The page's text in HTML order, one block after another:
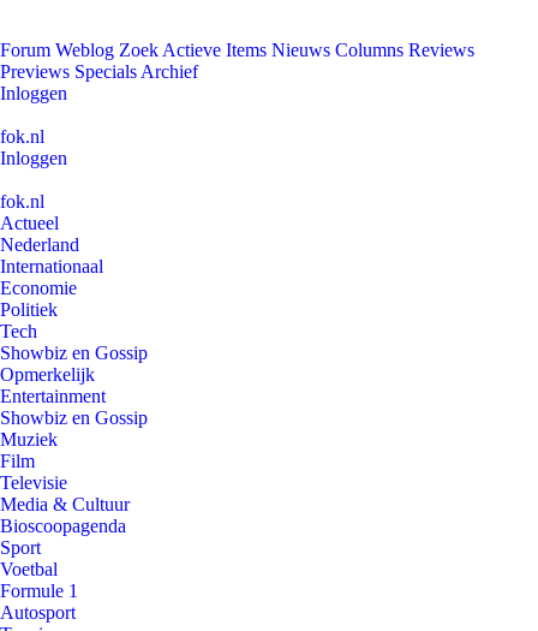
Forum Weblog Zoek Actieve Items Nieuws Columns Reviews
Previews Specials Archief
Inloggen
fok.nl
Inloggen
fok.nl
Actueel
Nederland
Internationaal
Economie
Politiek
Tech
Showbiz en Gossip
Opmerkelijk
Entertainment
Showbiz en Gossip
Muziek
Film
Televisie
Media & Cultuur
Bioscoopagenda
Sport
Voetbal
Formule 1
Autosport